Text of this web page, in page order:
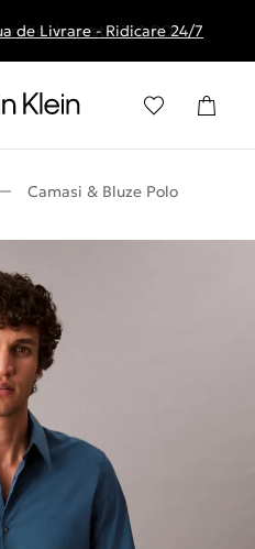
de peste 250 RON
de Livrare - Ridicare 24/7
Camasi & Bluze Polo